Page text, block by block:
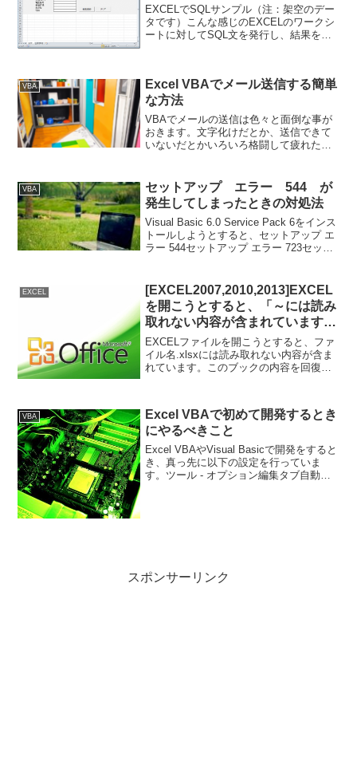
EXCELでSQLサンプル（注：架空のデー
タです）こんな感じのEXCELのワークシ
ートに対してSQL文を発行し、結果を取
す。以下...
VBA
Excel VBAでメール送信する簡単
な方法
VBAでメールの送信は色々と面倒な事が
おきます。文字化けだとか、送信できて
いないだとかいろいろ格闘して疲れた人
た。'Outlookを起動してメールを送るWith
Crea...
VBA
セットアップ エラー 544 が
発生してしまったときの対処法
Visual Basic 6.0 Service Pack 6をインス
トールしようとすると、セットアップ エ
ラー 544セットアップ エラー 723セット
EXCEL
[EXCEL2007,2010,2013]EXCEL
を開こうとすると、「～には読み
取れない内容が含まれています。
このブックの内容を回復します
か？」の再現方法と対処法。
EXCELファイルを開こうとすると、ファ
イル名.xlsxには読み取れない内容が含ま
れています。このブックの内容を回復し
せる再現方法と対策法です。
2007,2010,20...
VBA
Excel VBAで初めて開発するとき
にやるべきこと
Excel VBAやVisual Basicで開発をすると
き、真っ先に以下の設定を行っていま
す。ツール - オプション編集タブ自動構
スポンサーリンク